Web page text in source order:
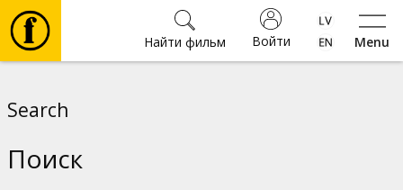
Menu
Войти
Найти фильм
Search
Поиск